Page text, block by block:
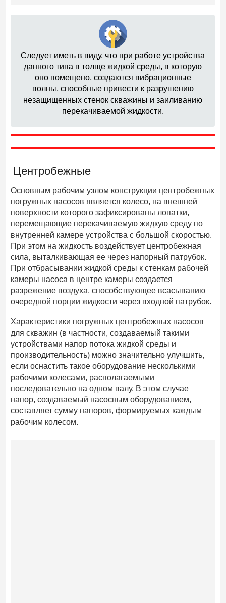
Следует иметь в виду, что при работе устройства
данного типа в толще жидкой среды, в которую
оно помещено, создаются вибрационные
волны, способные привести к разрушению
незащищенных стенок скважины и заиливанию
перекачиваемой жидкости.
Центробежные
Основным рабочим узлом конструкции центробежных
погружных насосов является колесо, на внешней
поверхности которого зафиксированы лопатки,
перемещающие перекачиваемую жидкую среду по
внутренней камере устройства с большой скоростью.
При этом на жидкость воздействует центробежная
сила, выталкивающая ее через напорный патрубок.
При отбрасывании жидкой среды к стенкам рабочей
камеры насоса в центре камеры создается
разрежение воздуха, способствующее всасыванию
очередной порции жидкости через входной патрубок.
Характеристики погружных центробежных насосов
для скважин (в частности, создаваемый такими
устройствами напор потока жидкой среды и
производительность) можно значительно улучшить,
если оснастить такое оборудование несколькими
рабочими колесами, располагаемыми
последовательно на одном валу. В этом случае
напор, создаваемый насосным оборудованием,
составляет сумму напоров, формируемых каждым
рабочим колесом.